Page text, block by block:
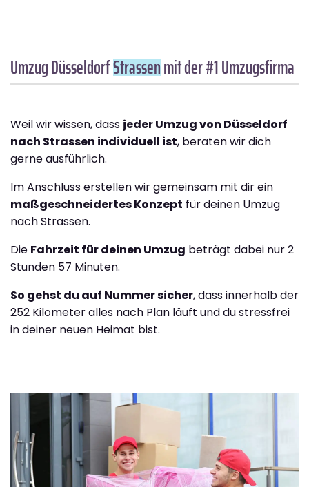
Umzug DüsseldorfStrassenmit der #1 Umzugsfirma
Weil wir wissen, dass jeder Umzug von Düsseldorf
nach Strassen individuell ist, beraten wir dich
gerne ausführlich.
Im Anschluss erstellen wir gemeinsam mit dir ein
maßgeschneidertes Konzept für deinen Umzug
nach Strassen.
Die Fahrzeit für deinen Umzug beträgt dabei nur 2
Stunden 57 Minuten.
So gehst du auf Nummer sicher, dass innerhalb der
252 Kilometer alles nach Plan läuft und du stressfrei
in deiner neuen Heimat bist.